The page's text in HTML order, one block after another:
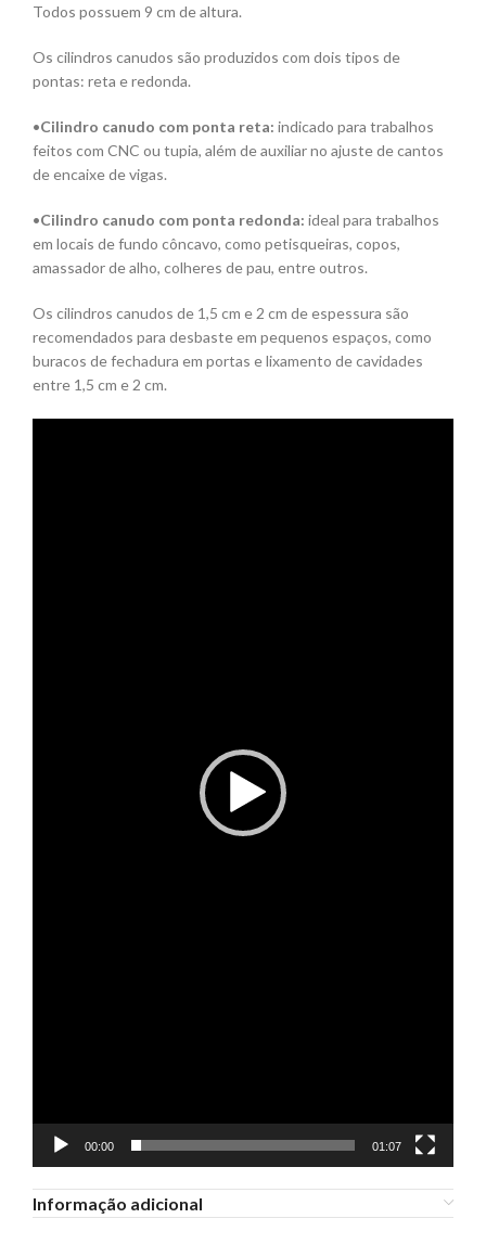
Todos possuem 9 cm de altura.
Os cilindros canudos são produzidos com dois tipos de
pontas: reta e redonda.
•Cilindro canudo com ponta reta: indicado para trabalhos
feitos com CNC ou tupia, além de auxiliar no ajuste de cantos
de encaixe de vigas.
•Cilindro canudo com ponta redonda: ideal para trabalhos
em locais de fundo côncavo, como petisqueiras, copos,
amassador de alho, colheres de pau, entre outros.
Os cilindros canudos de 1,5 cm e 2 cm de espessura são
recomendados para desbaste em pequenos espaços, como
buracos de fechadura em portas e lixamento de cavidades
entre 1,5 cm e 2 cm.
00:00 01:07
Informação adicional